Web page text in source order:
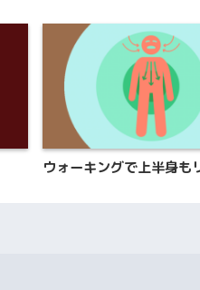
ウォーキングで上半身も